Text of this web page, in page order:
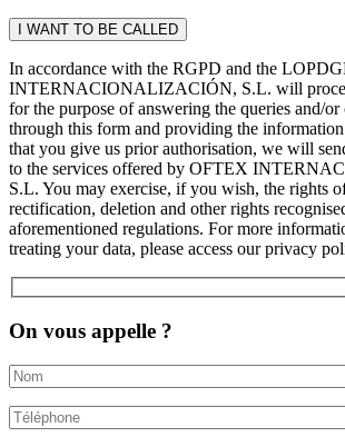
In accordance with the RGPD and the
INTERNACIONALIZACIÓN, S.L. will
for the purpose of answering the queries and/or
through this form and providing the
that you give us prior authorisation, we will
to the services offered by OFTEX
S.L. You may exercise, if you wish, the rights
rectification, deletion and other rights
aforementioned regulations. For more
treating your data, please access our privacy
On vous appelle ?